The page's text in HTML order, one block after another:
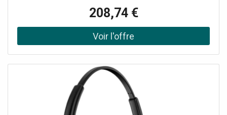
torsions Appairage simplifié : pression unique sur un
bouton MS : certifié Microsoft Teams Compatible avec les
Engage 55 ; Engage 65 et Engage 75
208,74 €